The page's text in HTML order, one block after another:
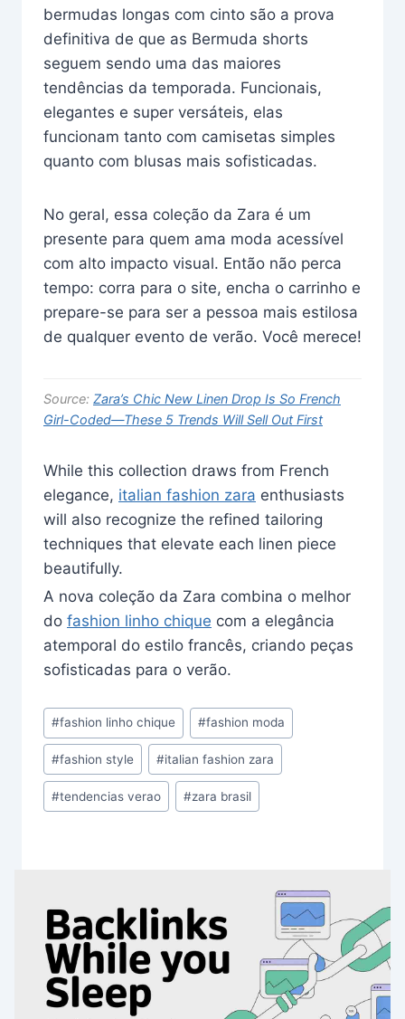
bermudas longas com cinto são a prova
definitiva de que as Bermuda shorts
seguem sendo uma das maiores
tendências da temporada. Funcionais,
elegantes e super versáteis, elas
funcionam tanto com camisetas simples
quanto com blusas mais sofisticadas.
No geral, essa coleção da Zara é um
presente para quem ama moda acessível
com alto impacto visual. Então não perca
tempo: corra para o site, encha o carrinho e
prepare-se para ser a pessoa mais estilosa
de qualquer evento de verão. Você merece!
Source: Zara’s Chic New Linen Drop Is So French
Girl-Coded—These 5 Trends Will Sell Out First
While this collection draws from French
elegance, italian fashion zara enthusiasts
will also recognize the refined tailoring
techniques that elevate each linen piece
beautifully.
A nova coleção da Zara combina o melhor
do fashion linho chique com a elegância
atemporal do estilo francês, criando peças
sofisticadas para o verão.
Post
Tags:
#fashion linho chique #fashion moda
#fashion style #italian fashion zara
#tendencias verao #zara brasil